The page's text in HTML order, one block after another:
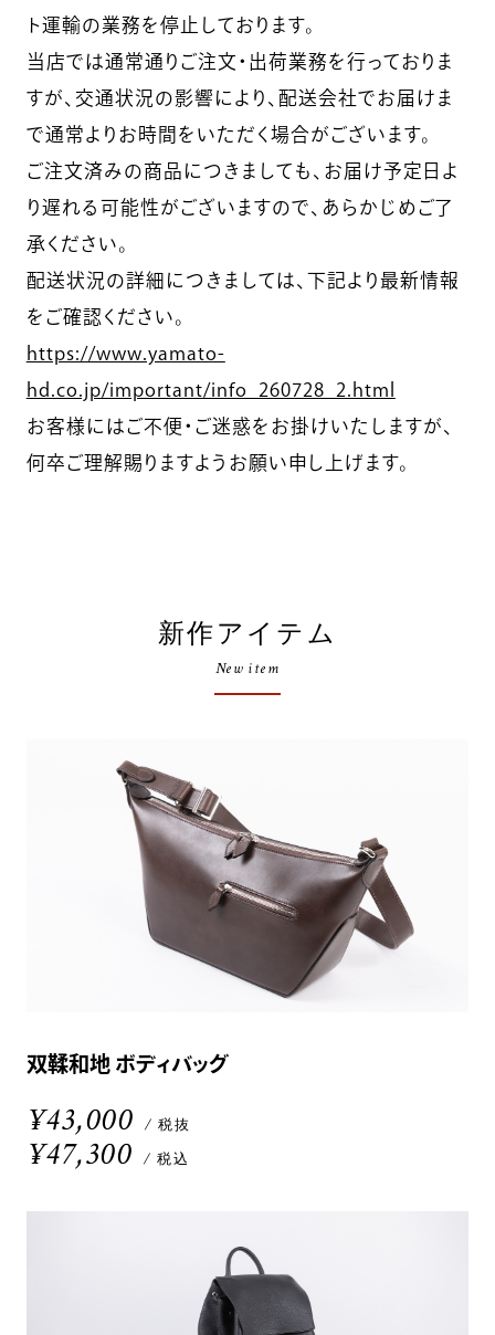
ト運輸の業務を停止しております。
当店では通常通りご注文・出荷業務を行っておりま
すが、交通状況の影響により、配送会社でお届けま
で通常よりお時間をいただく場合がございます。
ご注文済みの商品につきましても、お届け予定日よ
り遅れる可能性がございますので、あらかじめご了
承ください。
配送状況の詳細につきましては、下記より最新情報
をご確認ください。
https://www.yamato-
hd.co.jp/important/info_260728_2.html
お客様にはご不便・ご迷惑をお掛けいたしますが、
何卒ご理解賜りますようお願い申し上げます。
新作アイテム
New item
双鞣和地 ボディバッグ
¥43,000 / 税抜
¥47,300 / 税込